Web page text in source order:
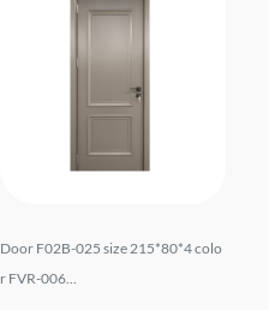
Door F02B-025 size 215*80*4 colo
r FVR-006...